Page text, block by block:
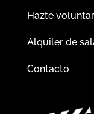
Hazte
Alquiler de
Contacto